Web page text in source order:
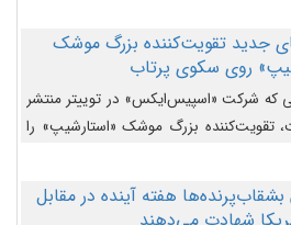
کارآفرینی در حوزه فضایی و مزایای جدیدی که
این حوزه ایجاد می‌کنند، می‌پردازد.
جدید تقویت‌کننده بزرگ موشک
روی سکوی پرتاب
شرکت «اسپیس‌ایکس» در توییتر منتشر
تقویت‌کننده بزرگ موشک «استارشیپ» را
هفته آینده در مقابل